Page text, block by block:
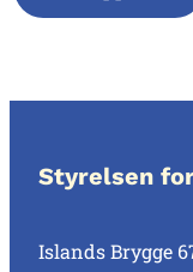
Styrelsen
Islands Brygge